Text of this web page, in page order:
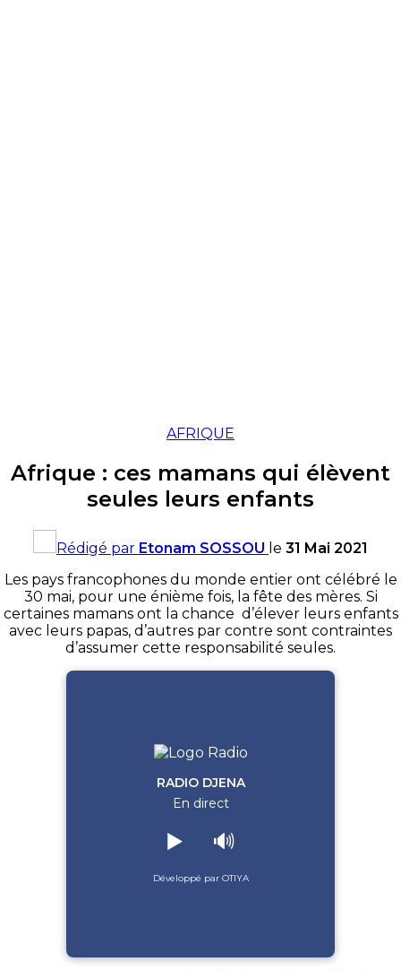
AFRIQUE
Afrique : ces mamans qui élèvent
seules leurs enfants
Rédigé par Etonam SOSSOU le 31 Mai 2021
Les pays francophones du monde entier ont célébré le
30 mai, pour une énième fois, la fête des mères. Si
certaines mamans ont la chance d’élever leurs enfants
avec leurs papas, d’autres par contre sont contraintes
d’assumer cette responsabilité seules.
RADIO DJENA
En direct
▶️ 🔊
Développé par OTIYA